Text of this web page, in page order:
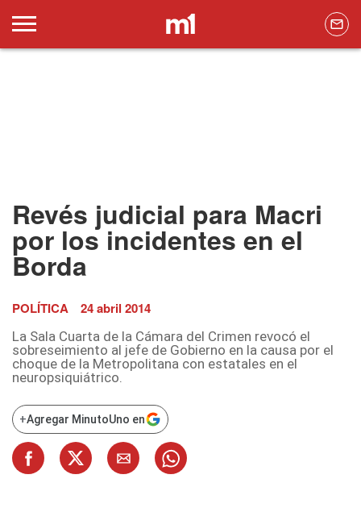
Revés judicial para Macri
por los incidentes en el
Borda
POLÍTICA 24 abril 2014
La Sala Cuarta de la Cámara del Crimen revocó el
sobreseimiento al jefe de Gobierno en la causa por el
choque de la Metropolitana con estatales en el
neuropsiquiátrico.
+Agregar MinutoUno en